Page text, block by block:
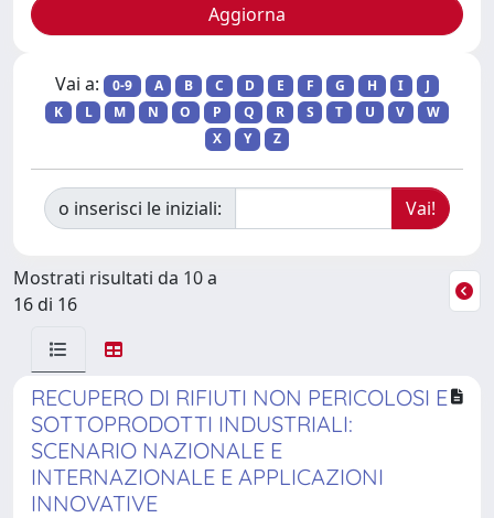
Vai a: 0-9 A B C D E F G H I
J
K
L M N O P Q R S T U V
W
X
Y Z
o inserisci le iniziali:
Mostrati risultati da 10 a
16 di 16
RECUPERO DI RIFIUTI NON PERICOLOSI E
SOTTOPRODOTTI INDUSTRIALI:
SCENARIO NAZIONALE E
INTERNAZIONALE E APPLICAZIONI
INNOVATIVE